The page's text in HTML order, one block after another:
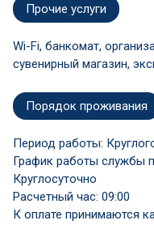
Прочие услуги
Wi-Fi, банкомат,
сувенирный магазин,
Порядок проживания
Период работы:
График работы службы
Круглосуточно
Расчетный час: 09:00
К оплате принимаются